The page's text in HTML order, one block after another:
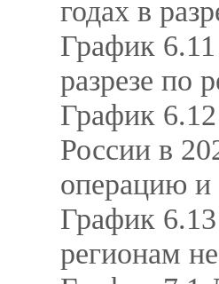
годах в
График
разрезе по
График
России в
операцию и
График
регионам